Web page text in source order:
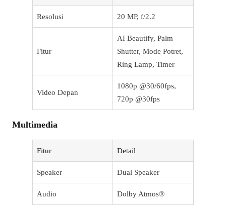
Resolusi 20 MP, f/2.2
Fitur
AI Beautify, Palm
Shutter, Mode Potret,
Ring Lamp, Timer
Video Depan
1080p @30/60fps,
720p @30fps
Multimedia
Fitur Detail
Speaker Dual Speaker
Audio Dolby Atmos®